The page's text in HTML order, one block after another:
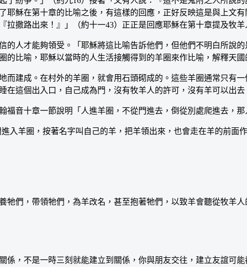
耶穌在第十章的比喻之後，有這樣的回應，正好反映這是與上文
撒路出來！』」（約十一43）正正是回應耶穌在第十章提及牧
人才能夠領受。「耶穌將這比喻告訴他們，但他們不明白所說
比喻，耶穌以當時的人生活接觸得到的羊圈來作比喻，解釋天國
建成。在村外的羊圈，就會用石頭砌成的。這些羊圈通常只有
這個出入口，自己成為門，沒有牧羊人的許可，沒有羊可以出去
十章一節說明「人進羊圈，不從門進去，倒從別處爬進去，那
羊圈，按著名字叫自己的羊，把羊領出來，也會走在羊的前面
們，帶領牠們，為羊改名，甚至抱著牠們，以致羊會聽從牧羊人
，不是一時三刻就能建立到關係，你與朋友交往，建立友誼可